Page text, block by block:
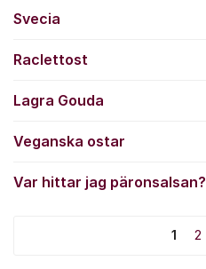
Svecia
Raclettost
Lagra Gouda
Veganska ostar
Var hittar jag päronsalsan?
1 2